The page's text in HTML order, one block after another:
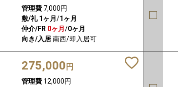
管理費7,000円
敷/礼 1ヶ月 /1ヶ月
仲介/FR 0ヶ月 /0ヶ月
向き/入居南西/即入居可
275,000 円
管理費12,000円